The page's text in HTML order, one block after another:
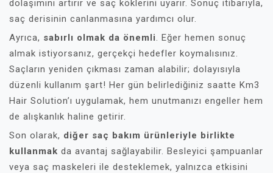
dolaşımını artırır ve saç köklerini uyarır. Sonuç itibarıyla,
saç derisinin canlanmasına yardımcı olur.
Ayrıca, sabırlı olmak da önemli. Eğer hemen sonuç
almak istiyorsanız, gerçekçi hedefler koymalısınız.
Saçların yeniden çıkması zaman alabilir; dolayısıyla
düzenli kullanım şart! Her gün belirlediğiniz saatte Km3
Hair Solution’ı uygulamak, hem unutmanızı engeller hem
de alışkanlık haline getirir.
Son olarak, diğer saç bakım ürünleriyle birlikte
kullanmak da avantaj sağlayabilir. Besleyici şampuanlar
veya saç maskeleri ile desteklemek, yalnızca etkisini